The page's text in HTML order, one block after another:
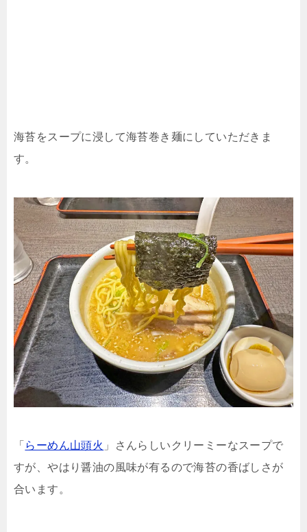
海苔をスープに浸して海苔巻き麺にしていただきま
す。
「 らーめん山頭火 」さんらしいクリーミーなスープで
すが、やはり醤油の風味が有るので海苔の香ばしさが
合います。